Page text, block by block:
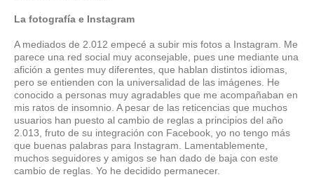
La fotografía e Instagram
A mediados de 2.012 empecé a subir mis fotos a Instagram. Me
parece una red social muy aconsejable, pues une mediante una
afición a gentes muy diferentes, que hablan distintos idiomas,
pero se entienden con la universalidad de las imágenes. He
conocido a personas muy agradables que me acompañaban en
mis ratos de insomnio. A pesar de las reticencias que muchos
usuarios han puesto al cambio de reglas a principios del año
2.013, fruto de su integración con Facebook, yo no tengo más
que buenas palabras para Instagram. Lamentablemente,
muchos seguidores y amigos se han dado de baja con este
cambio de reglas. Yo he decidido permanecer.